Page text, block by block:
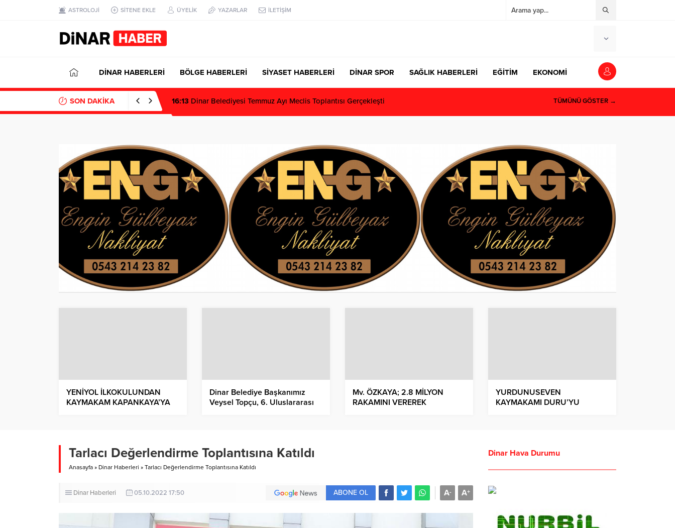
ASTROLOJİ SİTENE EKLE ÜYELİK YAZARLAR İLETİŞİM
DİNAR HABERLERİ BÖLGE HABERLERİ SİYASET HABERLERİ DİNAR SPOR SAĞLIK HABERLERİ EĞİTİM EKONOMİ
SON DAKİKA 16:13 Dinar Belediyesi Temmuz Ayı Meclis Toplantısı Gerçekleşti TÜMÜNÜ GÖSTER →
YENİYOL İLKOKULUNDAN
KAYMAKAM KAPANKAYA’YA
Dinar Belediye Başkanımız
Veysel Topçu, 6. Uluslararası
Mv. ÖZKAYA; 2.8 MİLYON
RAKAMINI VEREREK
YURDUNUSEVEN
KAYMAKAMI DURU’YU
Tarlacı Değerlendirme Toplantısına Katıldı
Anasayfa » Dinar Haberleri » Tarlacı Değerlendirme Toplantısına Katıldı
Dinar Haberleri 05.10.2022 17:50 A+
A-
ABONE OL
Dinar Hava Durumu